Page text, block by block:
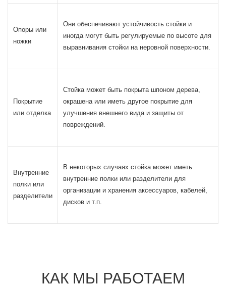
Опоры или
ножки
Они обеспечивают устойчивость стойки и
иногда могут быть регулируемые по высоте для
выравнивания стойки на неровной поверхности.
Покрытие
или отделка
Стойка может быть покрыта шпоном дерева,
окрашена или иметь другое покрытие для
улучшения внешнего вида и защиты от
повреждений.
Внутренние
полки или
разделители
В некоторых случаях стойка может иметь
внутренние полки или разделители для
организации и хранения аксессуаров, кабелей,
дисков и т.п.
КАК МЫ РАБОТАЕМ